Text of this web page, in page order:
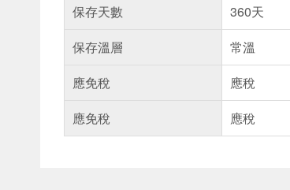
保存天數
360天
保存溫層
常溫
應免稅
應稅
應免稅
應稅